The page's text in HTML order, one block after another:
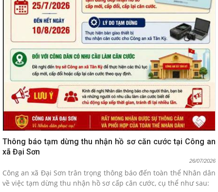
Thông báo tạm dừng thu nhận hồ sơ căn cước tại Công an
xã Đại Sơn
26/07/2026
Công an xã Đại Sơn trân trọng thông báo đến toàn thể Nhân dân
về việc tạm dừng thu nhận hồ sơ cấp căn cước, cụ thể như sau: